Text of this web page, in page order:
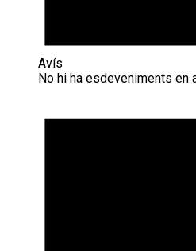
Avís
No hi ha esdeveniments en